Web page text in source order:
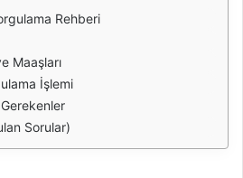
Rehberi
Maaşları
İşlemi
Sorular)